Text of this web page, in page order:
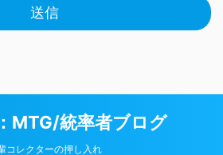
MTG/統率者ブログ
コレクターの押し入れ